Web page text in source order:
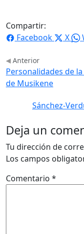
Compartir:
Facebook
X
Anterior
Personalidades de
de Musikene
Sánchez-
Deja un
Tu dirección de
Los campos
Comentario *